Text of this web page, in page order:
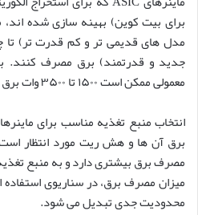
برای بیت کوین) بهینه سازی شده
مدل های قدیمی تر و کم قدرت تر) تا
معمولی ممکن است ۱۵۰۰ تا ۳۵۰۰ وات برق مصرف کند.
انتخاب منبع تغذیه مناسب برای
برق آن ها و هش ریت مورد انتظار
مصرف برق بیشتری دارد و به منبع
میزان مصرف برق، در سناریوی
محدودیت جدی تبدیل می شود.